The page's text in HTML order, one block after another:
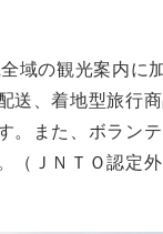
域の観光案内に
送、着地型旅行
。また、ボラン
（ＪＮＴＯ認定